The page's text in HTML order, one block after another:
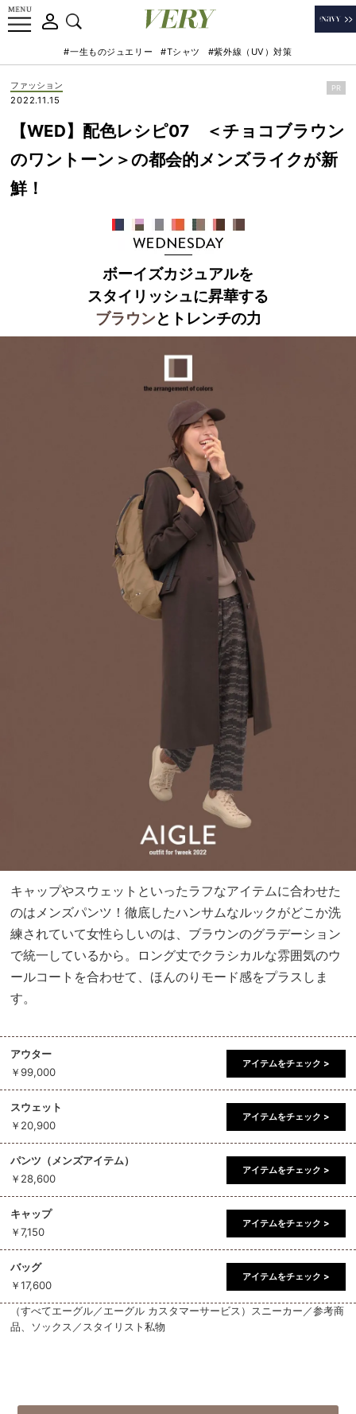
#一生ものジュエリー #Tシャツ #紫外線（UV）対策
ファッション
2022.11.15
PR
【WED】配色レシピ07 ＜チョコブラウン
のワントーン＞の都会的メンズライクが新
鮮！
ボーイズカジュアルを
スタイリッシュに昇華する
ブラウンとトレンチの力
キャップやスウェットといったラフなアイテムに合わせた
のはメンズパンツ！徹底したハンサムなルックがどこか洗
練されていて女性らしいのは、ブラウンのグラデーション
で統一しているから。ロング丈でクラシカルな雰囲気のウ
ールコートを合わせて、ほんのりモード感をプラスしま
す。
アウター
￥99,000
アイテムをチェック >
スウェット
￥20,900
アイテムをチェック >
パンツ（メンズアイテム）
￥28,600
アイテムをチェック >
キャップ
￥7,150
アイテムをチェック >
バッグ
￥17,600
アイテムをチェック >
（すべてエーグル／エーグル カスタマーサービス）スニーカー／参考商
品、ソックス／スタイリスト私物